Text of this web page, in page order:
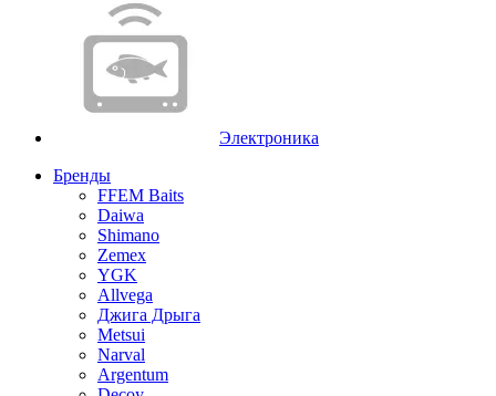
Электроника
Бренды
FFEM Baits
Daiwa
Shimano
Zemex
YGK
Allvega
Джига Дрыга
Metsui
Narval
Argentum